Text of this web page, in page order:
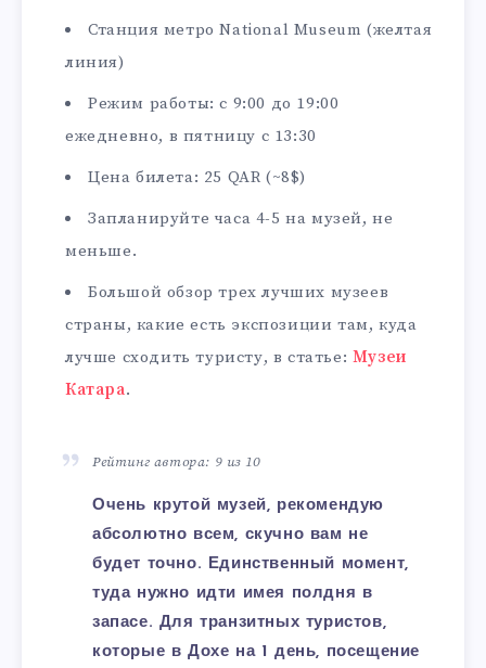
Станция метро National Museum (желтая
линия)
Режим работы: с 9:00 до 19:00
ежедневно, в пятницу с 13:30
Цена билета: 25 QAR (~8$)
Запланируйте часа 4-5 на музей, не
меньше.
Большой обзор трех лучших музеев
страны, какие есть экспозиции там, куда
лучше сходить туристу, в статье: Музеи
Катара.
Рейтинг автора: 9 из 10
Очень крутой музей, рекомендую
абсолютно всем, скучно вам не
будет точно. Единственный момент,
туда нужно идти имея полдня в
запасе. Для транзитных туристов,
которые в Дохе на 1 день, посещение